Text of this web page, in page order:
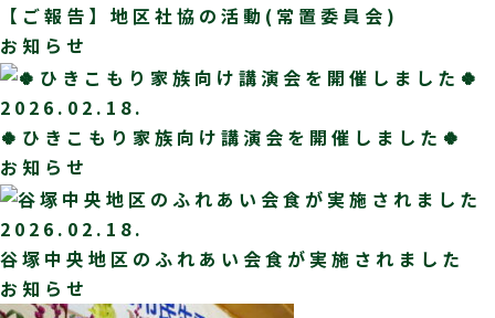
【ご報告】地区社協の活動(常置委員会)
お知らせ
2026.02.18.
🍀ひきこもり家族向け講演会を開催しました🍀
お知らせ
2026.02.18.
谷塚中央地区のふれあい会食が実施されました
お知らせ